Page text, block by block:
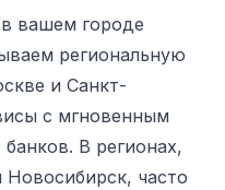
вашем городе
региональную
и Санкт-
с мгновенным
В регионах,
Новосибирск, часто